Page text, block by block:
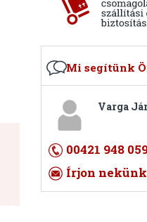
Mi segítünk
Varga
00421 948
Írjon nekünk